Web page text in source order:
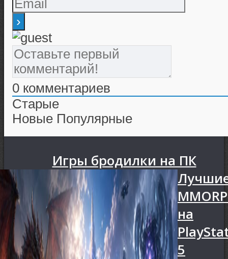
0 комментариев
Старые
Новые Популярные
Игры бродилки на ПК
на
5